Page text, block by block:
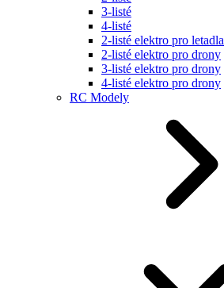
3-listé
4-listé
2-listé elektro pro letadla
2-listé elektro pro drony
3-listé elektro pro drony
4-listé elektro pro drony
RC Modely